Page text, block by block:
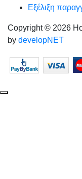
Εξέλιξη
Copyright © 2026
by developNET